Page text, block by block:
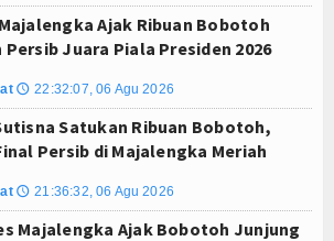
Ajak Ribuan Bobotoh
Persib Juara Piala Presiden 2026
🕔 22:32:07, 06 Agu 2026
Satukan Ribuan Bobotoh,
Persib di Majalengka Meriah
🕔 21:36:32, 06 Agu 2026
Majalengka Ajak Bobotoh Junjung